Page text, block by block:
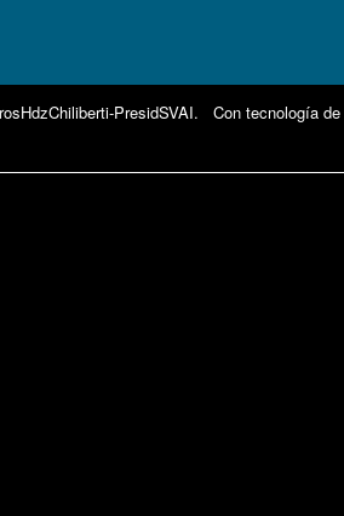
PresidSVAI. Con tecnología de